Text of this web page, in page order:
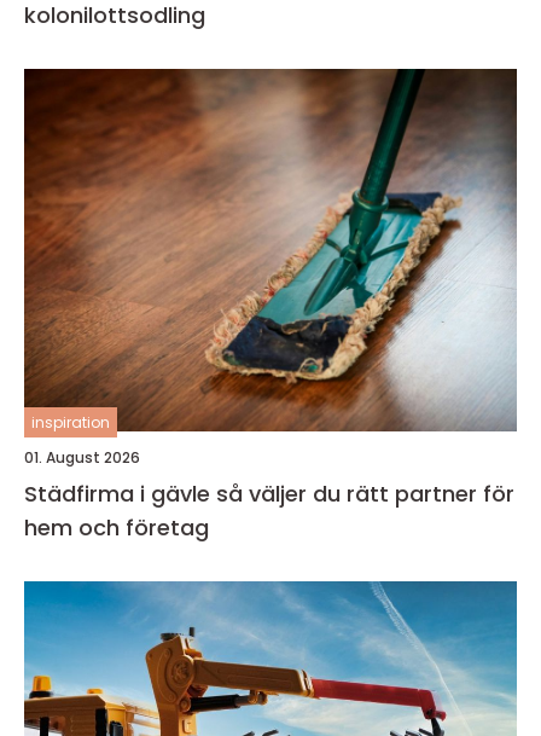
kolonilottsodling
inspiration
01. August 2026
Städfirma i gävle så väljer du rätt partner för
hem och företag